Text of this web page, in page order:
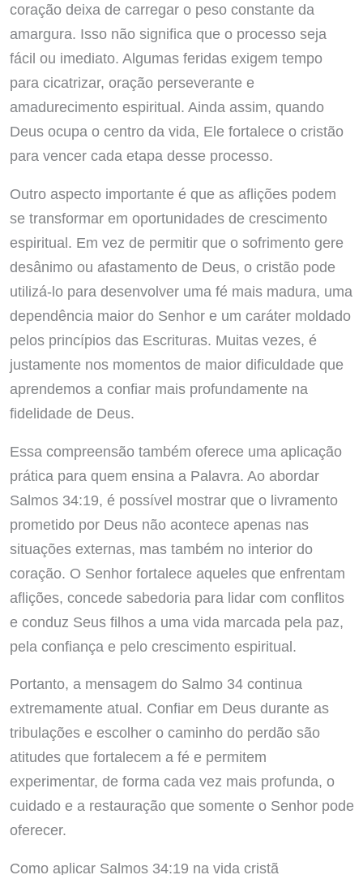
coração deixa de carregar o peso constante da
amargura. Isso não significa que o processo seja
fácil ou imediato. Algumas feridas exigem tempo
para cicatrizar, oração perseverante e
amadurecimento espiritual. Ainda assim, quando
Deus ocupa o centro da vida, Ele fortalece o cristão
para vencer cada etapa desse processo.
Outro aspecto importante é que as aflições podem
se transformar em oportunidades de crescimento
espiritual. Em vez de permitir que o sofrimento gere
desânimo ou afastamento de Deus, o cristão pode
utilizá-lo para desenvolver uma fé mais madura, uma
dependência maior do Senhor e um caráter moldado
pelos princípios das Escrituras. Muitas vezes, é
justamente nos momentos de maior dificuldade que
aprendemos a confiar mais profundamente na
fidelidade de Deus.
Essa compreensão também oferece uma aplicação
prática para quem ensina a Palavra. Ao abordar
Salmos 34:19, é possível mostrar que o livramento
prometido por Deus não acontece apenas nas
situações externas, mas também no interior do
coração. O Senhor fortalece aqueles que enfrentam
aflições, concede sabedoria para lidar com conflitos
e conduz Seus filhos a uma vida marcada pela paz,
pela confiança e pelo crescimento espiritual.
Portanto, a mensagem do Salmo 34 continua
extremamente atual. Confiar em Deus durante as
tribulações e escolher o caminho do perdão são
atitudes que fortalecem a fé e permitem
experimentar, de forma cada vez mais profunda, o
cuidado e a restauração que somente o Senhor pode
oferecer.
Como aplicar Salmos 34:19 na vida cristã